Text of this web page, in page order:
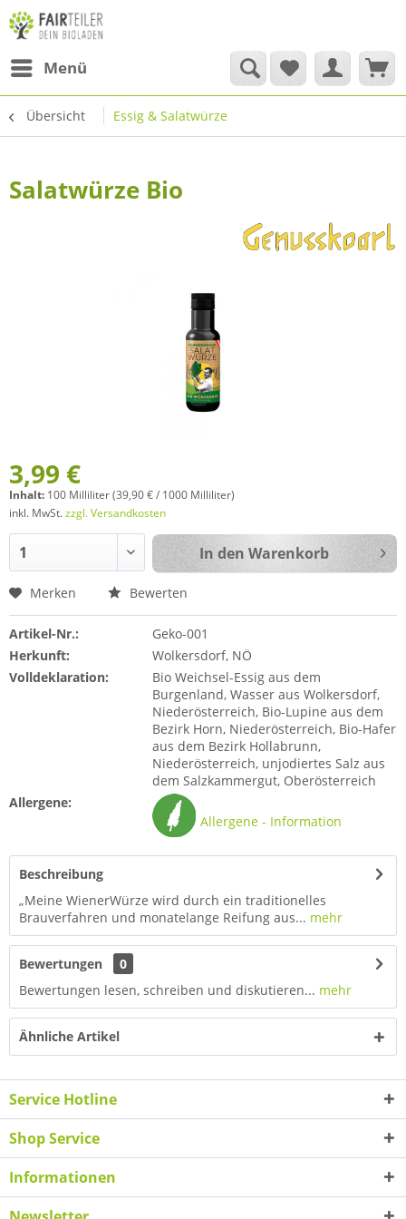
Menü
Übersicht Essig & Salatwürze
Salatwürze Bio
3,99 €
Inhalt: 100 Milliliter (39,90 € / 1000 Milliliter)
inkl. MwSt.zzgl. Versandkosten
In den Warenkorb
Merken Bewerten
Artikel-Nr.:
Geko-001
Herkunft:
Wolkersdorf, NÖ
Volldeklaration:
Bio Weichsel-Essig aus dem
Burgenland, Wasser aus Wolkersdorf,
Niederösterreich, Bio-Lupine aus dem
Bezirk Horn, Niederösterreich, Bio-Hafer
aus dem Bezirk Hollabrunn,
Niederösterreich, unjodiertes Salz aus
dem Salzkammergut, Oberösterreich
Allergene:
Allergene - Information
Beschreibung
„Meine WienerWürze wird durch ein traditionelles
Brauverfahren und monatelange Reifung aus... mehr
Bewertungen
0
Bewertungen lesen, schreiben und diskutieren... mehr
Ähnliche Artikel
Service Hotline
Shop Service
Informationen